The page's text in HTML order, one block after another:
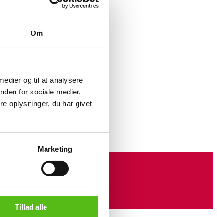
Om
og til at analysere
for sociale medier,
oplysninger, du har givet
Marketing
Tillad alle